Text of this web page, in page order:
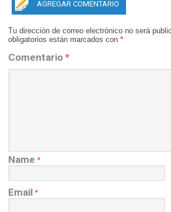
AGREGAR COMENTARIO
Tu dirección de correo electrónico no será
obligatorios están marcados con *
Comentario *
Name *
Email *